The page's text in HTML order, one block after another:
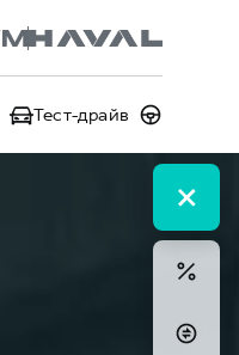
Тест-драйв